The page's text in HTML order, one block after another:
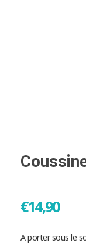
€14,90
A porter sous le